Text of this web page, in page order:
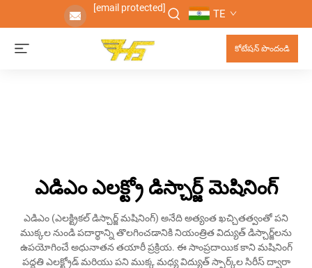
[email protected] TE
కోటేషన్ పొందండి
ఎడిఎం ఎలక్ట్రో డిస్చార్జ్ మెషినింగ్
ఎడిఎం (ఎలక్ట్రికల్ డిస్చార్జ్ మషినింగ్) అనేది అత్యంత ఖచ్చితత్వంతో పని
ముక్కల నుండి పదార్థాన్ని తొలగించడానికి నియంత్రిత విద్యుత్ డిస్చార్జ్‌లను
ఉపయోగించే అధునాతన తయారీ ప్రక్రియ. ఈ సాంప్రదాయిక కాని మషినింగ్
పద్ధతి ఎలక్ట్రోడ్ మరియు పని ముక్క మధ్య విద్యుత్ స్పార్క్‌ల సిరీస్ ద్వారా